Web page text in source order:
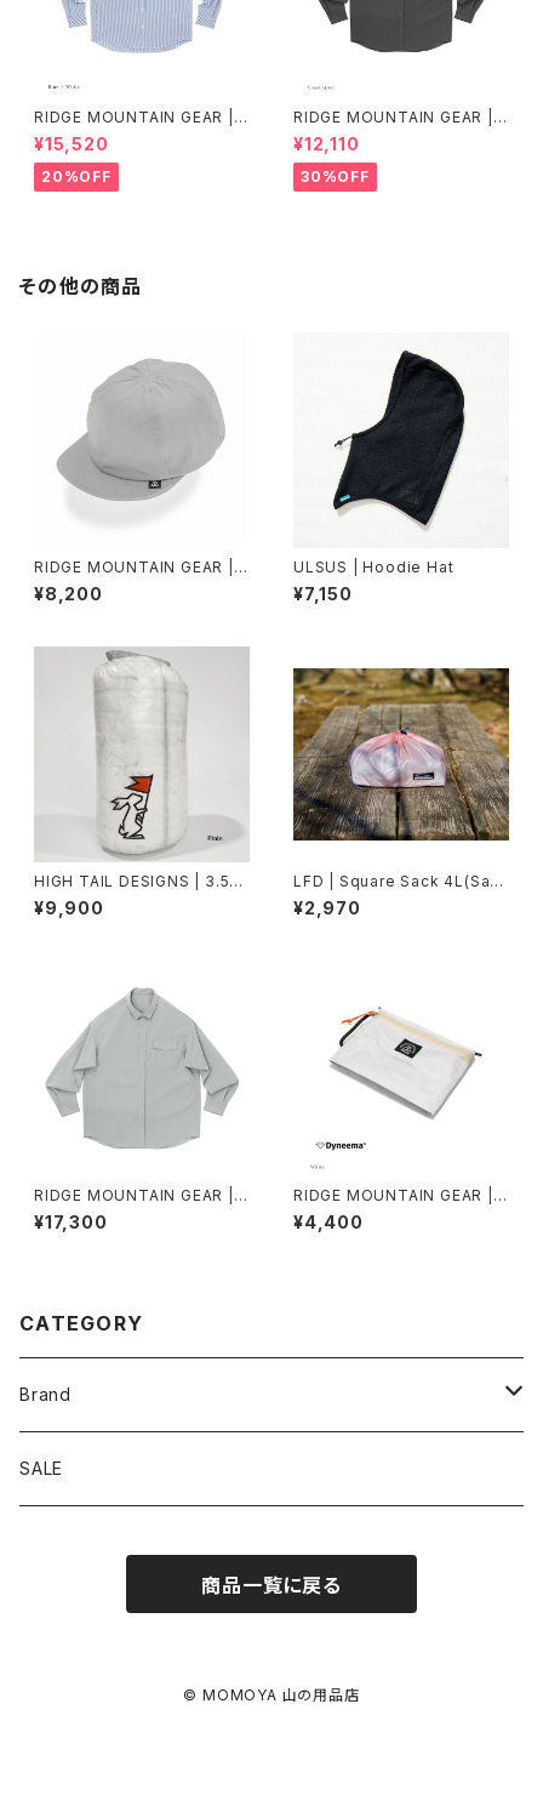
RIDGE MOUNTAIN GEAR | B
asic Long Sleeve Shirt "Str
ipe"
¥15,520
20%OFF
RIDGE MOUNTAIN GEAR | B
asic Long Sleeve Shirt
¥12,110
30%OFF
その他の商品
RIDGE MOUNTAIN GEAR | B
asic Cap NT Extra 2026
¥8,200
ULSUS | Hoodie Hat
¥7,150
HIGH TAIL DESIGNS | 3.5L
Stuff Sack
¥9,900
LFD | Square Sack 4L(Saku
ra)
¥2,970
RIDGE MOUNTAIN GEAR | B
asic Long Sleeve Shirt 202
6
¥17,300
RIDGE MOUNTAIN GEAR | T
ravel Pouch Plus
¥4,400
CATEGORY
Brand
アソビビト
SALE
商品一覧に戻る
© MOMOYA 山の用品店